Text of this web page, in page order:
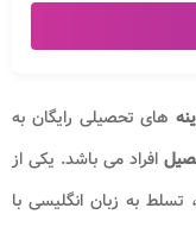
های تحصیلی رایگان به
افراد می باشد. یکی از
، تسلط به زبان انگلیسی با